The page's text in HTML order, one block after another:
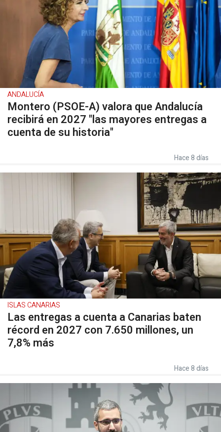
ANDALUCÍA
Montero (PSOE-A) valora que Andalucía
recibirá en 2027 "las mayores entregas a
cuenta de su historia"
Hace 8 días
ISLAS CANARIAS
Las entregas a cuenta a Canarias baten
récord en 2027 con 7.650 millones, un
7,8% más
Hace 8 días